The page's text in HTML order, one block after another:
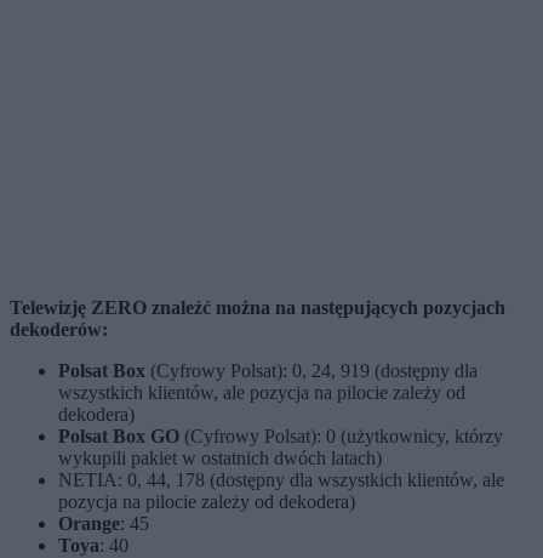
Telewizję ZERO znaleźć można na następujących pozycjach
dekoderów:
Polsat Box (Cyfrowy Polsat): 0, 24, 919 (dostępny dla
wszystkich klientów, ale pozycja na pilocie zależy od
dekodera)
Polsat Box GO (Cyfrowy Polsat): 0 (użytkownicy, którzy
wykupili pakiet w ostatnich dwóch latach)
NETIA: 0, 44, 178 (dostępny dla wszystkich klientów, ale
pozycja na pilocie zależy od dekodera)
Orange: 45
Toya: 40